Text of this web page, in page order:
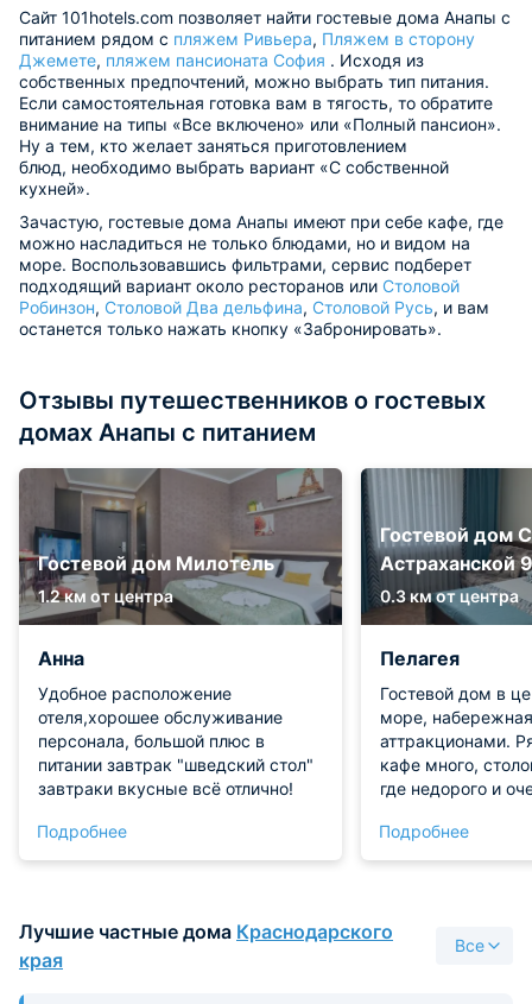
Сайт 101hotels.com позволяет найти гостевые дома Анапы с
питанием рядом с пляжем Ривьера, Пляжем в сторону
Джемете, пляжем пансионата София . Исходя из
собственных предпочтений, можно выбрать тип питания.
Если самостоятельная готовка вам в тягость, то обратите
внимание на типы «Все включено» или «Полный пансион».
Ну а тем, кто желает заняться приготовлением
блюд, необходимо выбрать вариант «С собственной
кухней».
Зачастую, гостевые дома Анапы имеют при себе кафе, где
можно насладиться не только блюдами, но и видом на
море. Воспользовавшись фильтрами, сервис подберет
подходящий вариант около ресторанов или Столовой
Робинзон, Столовой Два дельфина, Столовой Русь, и вам
останется только нажать кнопку «Забронировать».
Отзывы путешественников о гостевых
домах Анапы с питанием
Гостевой дом Милотель
1.2 км от центра
Анна
Удобное расположение
отеля,хорошее обслуживание
персонала, большой плюс в
питании завтрак "шведский стол"
завтраки вкусные всё отлично!
Подробнее
Гостевой дом
Астраханской 9
0.3 км от центра
Пелагея
Гостевой дом в
море,
аттракционами.
кафе много,
где недорого и
убирают,
Подробнее
Лучшие частные дома Краснодарского
края
Все